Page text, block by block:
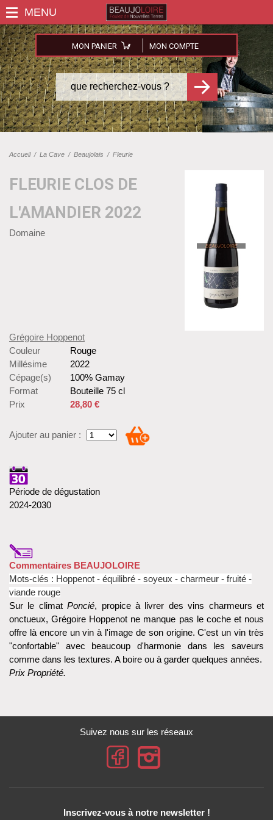
MON PANIER MON COMPTE
Accueil/ La Cave / Beaujolais / Fleurie
FLEURIE CLOS DE
L'AMANDIER 2022
Domaine
Grégoire Hoppenot
Couleur
Rouge
Millésime
2022
Cépage(s)
100% Gamay
Format
Bouteille 75 cl
Prix
28,80 €
Ajouter au panier :
Période de dégustation
2024-2030
Commentaires BEAUJOLOIRE
Mots-clés : Hoppenot - équilibré - soyeux - charmeur - fruité -
viande rouge
Sur le climatPoncié, propice à livrer des vins charmeurs et
onctueux, Grégoire Hoppenot ne manque pas le coche et nous
offre là encore un vin à l'image de son origine. C'est un vin très
"confortable" avec beaucoup d'harmonie dans les saveurs
comme dans les textures. A boire ou à garder quelques années.
Prix Propriété.
Suivez nous sur les réseaux
Inscrivez-vous à notre newsletter !